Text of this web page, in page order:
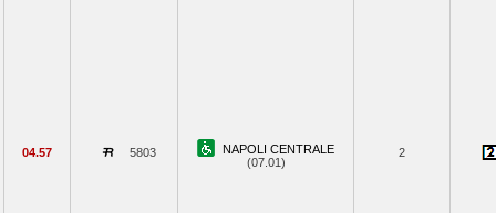
04.57 5803
NAPOLI CENTRALE
(07.01)
2